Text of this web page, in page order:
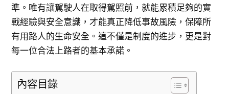
準。唯有讓駕駛人在取得駕照前，就能累積足夠的實
戰經驗與安全意識，才能真正降低事故風險，保障所
有用路人的生命安全。這不僅是制度的進步，更是對
每一位合法上路者的基本承諾。
內容目錄